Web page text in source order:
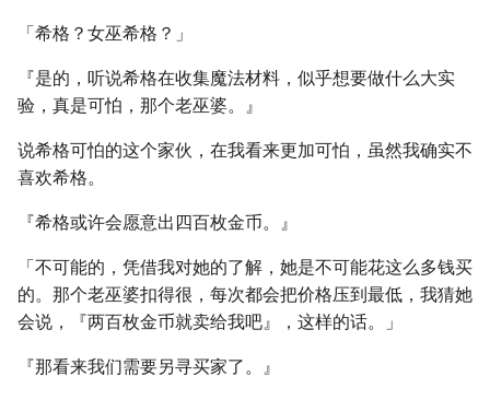
「希格？女巫希格？」
『是的，听说希格在收集魔法材料，似乎想要做什么大实
验，真是可怕，那个老巫婆。』
说希格可怕的这个家伙，在我看来更加可怕，虽然我确实不
喜欢希格。
『希格或许会愿意出四百枚金币。』
「不可能的，凭借我对她的了解，她是不可能花这么多钱买
的。那个老巫婆扣得很，每次都会把价格压到最低，我猜她
会说，『两百枚金币就卖给我吧』，这样的话。」
『那看来我们需要另寻买家了。』